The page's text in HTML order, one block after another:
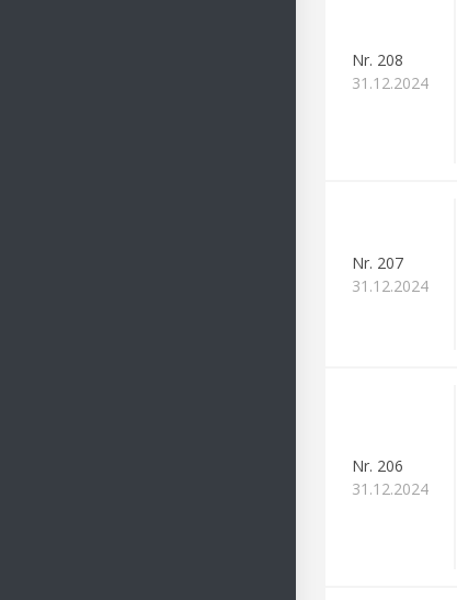
Nr. 208
31.12.2024
Nr. 207
31.12.2024
Nr. 206
31.12.2024